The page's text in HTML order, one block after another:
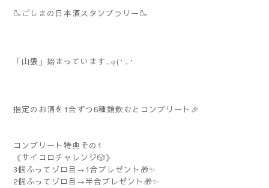
🍶ごしまの日本酒スタンプラリー🍶
「山猿」始まっています_φ(･_･
指定のお酒を1合ずつ6種類飲むとコンプリート🎉
コンプリート特典その1
《サイコロチャレンジ🎲》
3個ふってゾロ目→1合プレゼント🎁✨
2個ふってゾロ目→半合プレゼント🎁✨